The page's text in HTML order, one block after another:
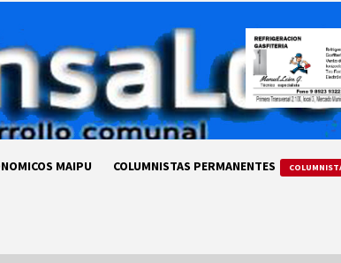
MAIPU COLUMNISTAS PERMANENTES